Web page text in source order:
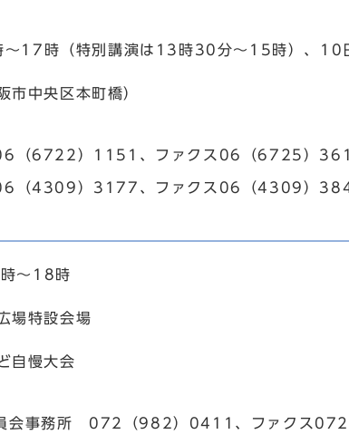
17時（特別講演は13時30分～15時）、10
市中央区本町橋）
（6722）1151、ファクス06（6725）
（4309）3177、ファクス06（4309）
～18時
場特設会場
自慢大会
員会事務所 072（982）0411、ファクス